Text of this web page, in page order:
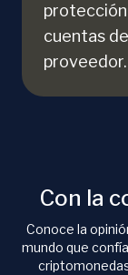
cuentas
proveedor.
Con la
Conoce la
mundo que